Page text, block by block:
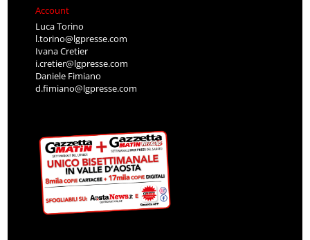
Account
Luca Torino
l.torino@lgpresse.com
Ivana Cretier
i.cretier@lgpresse.com
Daniele Fimiano
d.fimiano@lgpresse.com